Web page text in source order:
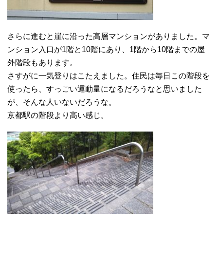
さらに進むと崖に沿った高層マンションがありました。マ
ンション入口が1階と10階にあり、1階から10階までの屋
外階段もあります。
さすがに一気登りはこたえました。住民は毎日この階段を
使ったら、すっごい運動量になるだろうなと思いました
が、そんな人いないだろうな。
京都駅の階段より高い感じ。